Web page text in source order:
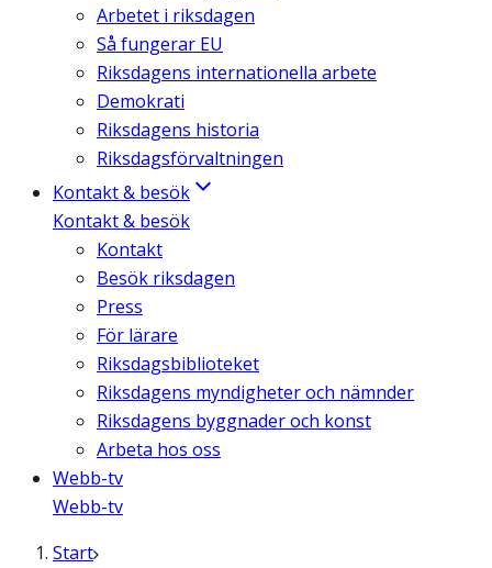
Arbetet i riksdagen
Så fungerar EU
Riksdagens internationella arbete
Demokrati
Riksdagens historia
Riksdagsförvaltningen
Kontakt & besök
Kontakt & besök
Kontakt
Besök riksdagen
Press
För lärare
Riksdagsbiblioteket
Riksdagens myndigheter och nämnder
Riksdagens byggnader och konst
Arbeta hos oss
Webb-tv
Webb-tv
Start